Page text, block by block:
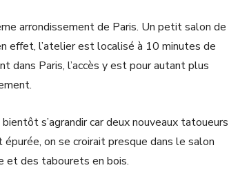
arrondissement de Paris. Un petit salon de
effet, l’atelier est localisé à 10 minutes de
dans Paris, l’accès y est pour autant plus
s’agrandir car deux nouveaux tatoueurs
on se croirait presque dans le salon
et des tabourets en bois.